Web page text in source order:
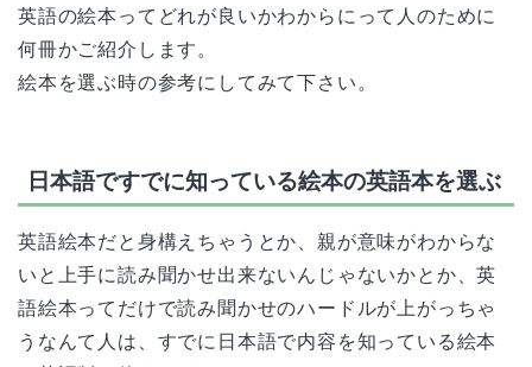
英語の絵本ってどれが良いかわからにって人のために
何冊かご紹介します。
絵本を選ぶ時の参考にしてみて下さい。
日本語ですでに知っている絵本の英語本を選ぶ
英語絵本だと身構えちゃうとか、親が意味がわからな
いと上手に読み聞かせ出来ないんじゃないかとか、英
語絵本ってだけで読み聞かせのハードルが上がっちゃ
うなんて人は、すでに日本語で内容を知っている絵本